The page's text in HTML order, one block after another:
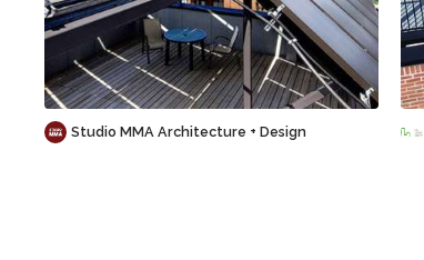
Sauvegarder
Studio MMA Architecture + Design